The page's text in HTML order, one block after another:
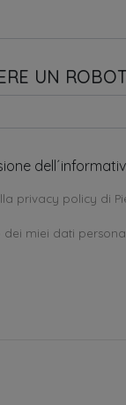
UN
privacy policy di
miei dati